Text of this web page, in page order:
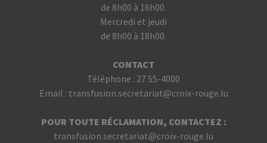
de 8h00 à 16h00.
Mercredi et jeudi
de 8h00 à 18h00.
CONTACT
Téléphone : 27 55-4000
Email : transfusion.secretariat@croix-rouge.lu
POUR TOUTE RÉCLAMATION, CONTACTEZ :
transfusion.secretariat@croix-rouge.lu